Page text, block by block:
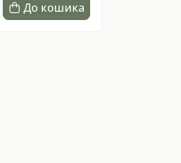
До кошика